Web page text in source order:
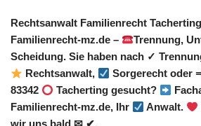
Rechtsanwalt Familienrecht
Familienrecht-mz.de –
Trennung,
Scheidung. Sie haben nach ✓
Rechtsanwalt,
Sorgerecht oder
83342
Tacherting gesucht?
Familienrecht-mz.de, Ihr
Anwalt.